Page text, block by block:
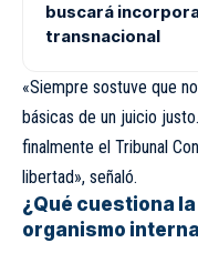
buscará
transnacional
«Siempre sostuve que
básicas de un juicio
finalmente el Tribunal
libertad», señaló.
¿Qué cuestiona
organismo